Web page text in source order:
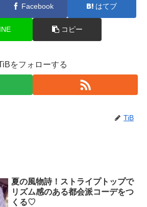
Facebook はてブ
コピー
をフォローする
TiB
夏の風物詩！ストライプトップで
リズム感のある都会派コーデをつ
くる♡